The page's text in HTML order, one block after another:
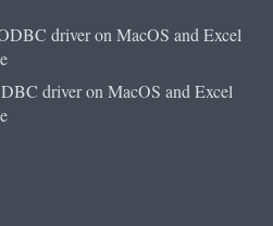
driver on MacOS and Excel
driver on MacOS and Excel